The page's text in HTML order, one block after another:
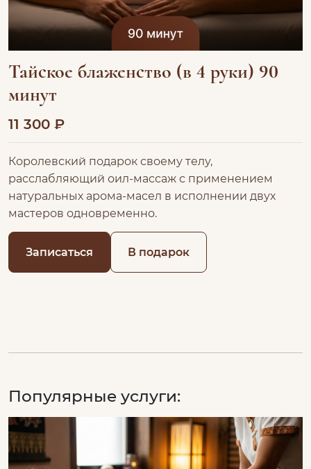
Тайское блаженство (в 4 руки) 90
минут
11 300 ₽
Королевский подарок своему телу,
расслабляющий оил-массаж с применением
натуральных арома-масел в исполнении двух
мастеров одновременно.
Записаться В подарок
Популярные услуги: